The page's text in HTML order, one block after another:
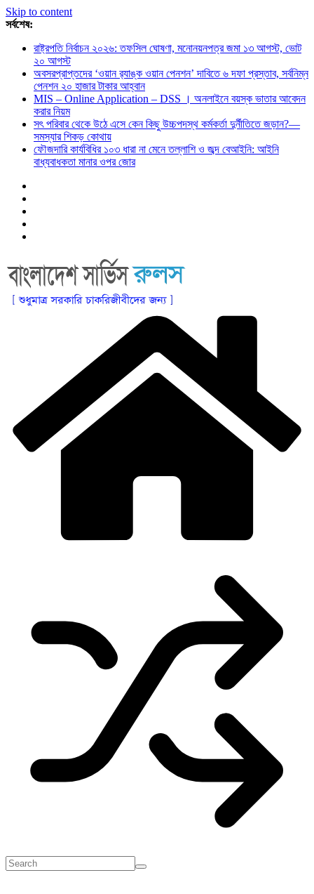
Skip to content
সর্বশেষ:
রাষ্ট্রপতি নির্বাচন ২০২৬: তফসিল ঘোষণা, মনোনয়নপত্র জমা ১৩ আগস্ট, ভোট
২০ আগস্ট
অবসরপ্রাপ্তদের ‘ওয়ান র‌্যাঙ্ক ওয়ান পেনশন’ দাবিতে ৬ দফা প্রস্তাব, সর্বনিম্ন
পেনশন ২০ হাজার টাকার আহ্বান
MIS – Online Application – DSS । অনলাইনে বয়স্ক ভাতার আবেদন
করার নিয়ম
সৎ পরিবার থেকে উঠে এসে কেন কিছু উচ্চপদস্থ কর্মকর্তা দুর্নীতিতে জড়ান?—
সমস্যার শিকড় কোথায়
ফৌজদারি কার্যবিধির ১০৩ ধারা না মেনে তল্লাশি ও জব্দ বেআইনি: আইনি
বাধ্যবাধকতা মানার ওপর জোর